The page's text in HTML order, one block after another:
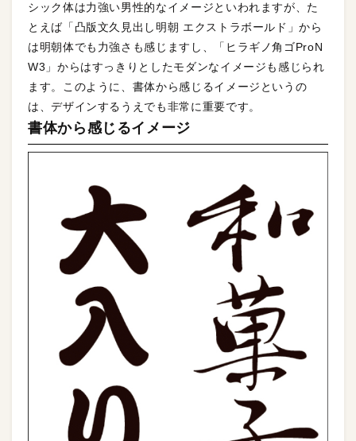
シック体は力強い男性的なイメージといわれますが、た
とえば「凸版文久見出し明朝 エクストラボールド」から
は明朝体でも力強さも感じますし、「ヒラギノ角ゴProN
W3」からはすっきりとしたモダンなイメージも感じられ
ます。このように、書体から感じるイメージというの
は、デザインするうえでも非常に重要です。
書体から感じるイメージ